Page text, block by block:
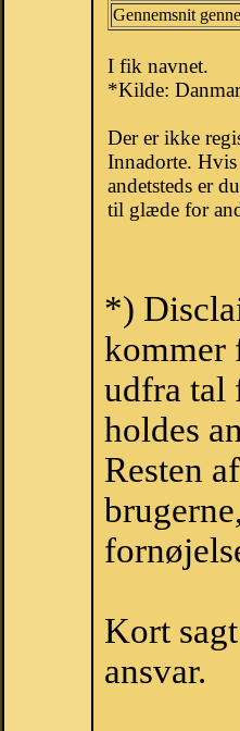
Gennemsnit
I fik navnet.
*Kilde:
Der er ikke
Innadorte.
andetsteds er
til glæde for
*)
kommer
udfra tal
holdes
Resten
Kort
ansvar.